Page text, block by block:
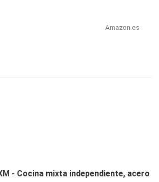
Amazon.es
- Cocina mixta independiente, acero